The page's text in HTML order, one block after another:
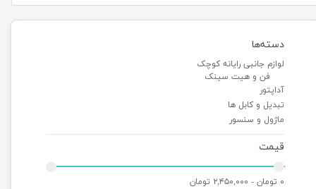
دسته‌ها
لوازم جانبی رایانه کوچک
فن و هیت سینک
آداپتور
تبدیل و کابل ها
ماژول و سنسور
قیمت
۰ تومان - ۲,۴۵۰,۰۰۰ تومان